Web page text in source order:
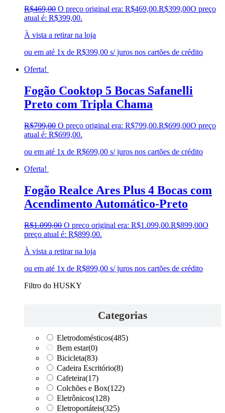
R$469,00 O preço original era: R$469,00.R$399,00O preço
atual é: R$399,00.
À vista a retirar na loja
ou em até 1x de R$399,00 s/ juros nos cartões de crédito
Oferta!
Fogão Cooktop 5 Bocas Safanelli
Preto com Tripla Chama
R$799,00 O preço original era: R$799,00.R$699,00O preço
atual é: R$699,00.
ou em até 1x de R$699,00 s/ juros nos cartões de crédito
Oferta!
Fogão Realce Ares Plus 4 Bocas com
Acendimento Automático-Preto
R$1.099,00 O preço original era: R$1.099,00.R$899,00O
preço atual é: R$899,00.
À vista a retirar na loja
ou em até 1x de R$899,00 s/ juros nos cartões de crédito
Filtro do HUSKY
Categorias
Eletrodomésticos(485)
Bem estar(0)
Bicicleta(83)
Cadeira Escritório(8)
Cafeteira(17)
Colchões e Box(122)
Eletrônicos(128)
Eletroportáteis(325)